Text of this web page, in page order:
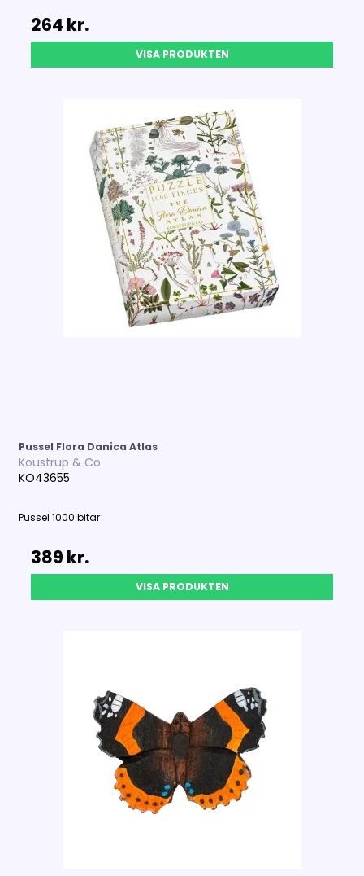
264 kr.
VISA PRODUKTEN
Pussel Flora Danica Atlas
Koustrup & Co.
KO43655
Pussel 1000 bitar
389 kr.
VISA PRODUKTEN